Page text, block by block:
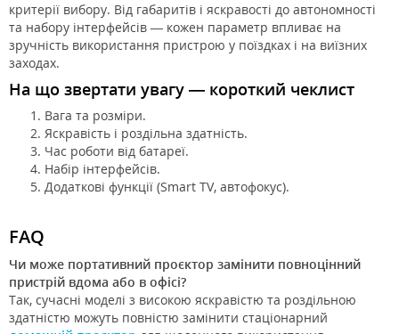
критерії вибору. Від габаритів і яскравості до автономності
та набору інтерфейсів — кожен параметр впливає на
зручність використання пристрою у поїздках і на виїзних
заходах.
На що звертати увагу — короткий чеклист
Вага та розміри.
Яскравість і роздільна здатність.
Час роботи від батареї.
Набір інтерфейсів.
Додаткові функції (Smart TV, автофокус).
FAQ
Чи може портативний проєктор замінити повноцінний
пристрій вдома або в офісі?
Так, сучасні моделі з високою яскравістю та роздільною
здатністю можуть повністю замінити стаціонарний